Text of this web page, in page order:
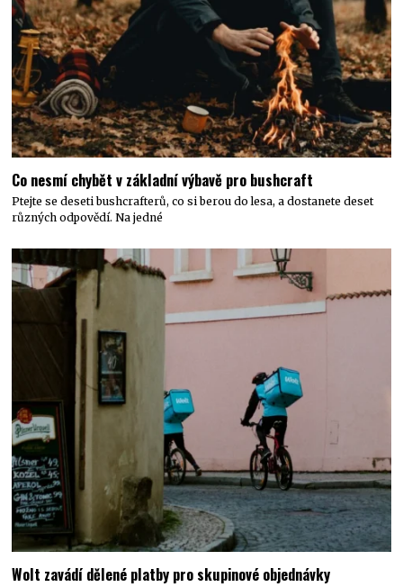
Co nesmí chybět v základní výbavě pro bushcraft
Ptejte se deseti bushcrafterů, co si berou do lesa, a dostanete deset
různých odpovědí. Na jedné
Wolt zavádí dělené platby pro skupinové objednávky